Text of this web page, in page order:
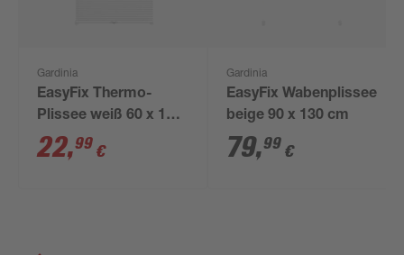
Gardinia
EasyFix Thermo-
Plissee weiß 60 x 130
cm
22,99 €
Gardinia
EasyFix Wabenplissee
beige 90 x 130 cm
79,99 €